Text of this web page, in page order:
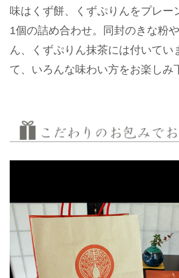
味はくず餅、くずぷりんをプレー
1個の詰め合わせ。同封のきな粉
ん、くずぷりん抹茶には付いてい
て、いろんな味わい方をお楽しみ